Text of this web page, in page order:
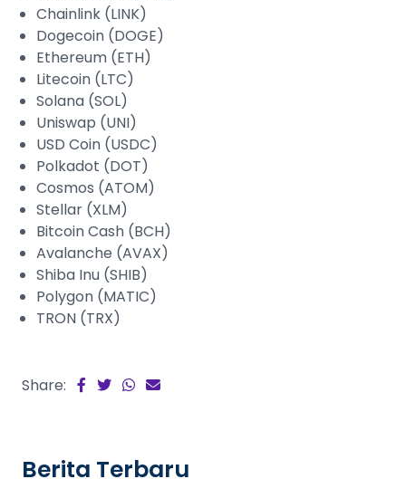
Chainlink (LINK)
Dogecoin (DOGE)
Ethereum (ETH)
Litecoin (LTC)
Solana (SOL)
Uniswap (UNI)
USD Coin (USDC)
Polkadot (DOT)
Cosmos (ATOM)
Stellar (XLM)
Bitcoin Cash (BCH)
Avalanche (AVAX)
Shiba Inu (SHIB)
Polygon (MATIC)
TRON (TRX)
Share:
Berita Terbaru